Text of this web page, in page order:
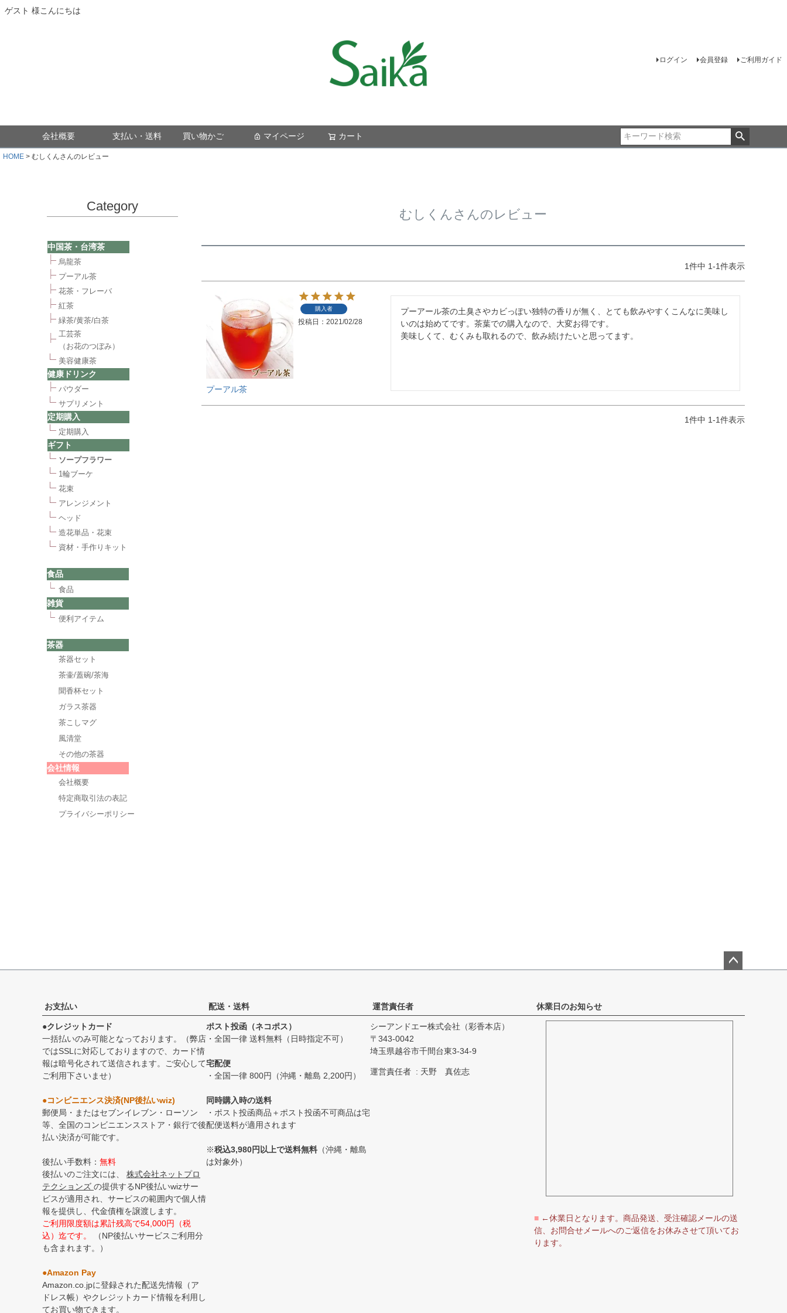
ログイン 会員登録 ご利用ガイド
ゲスト 様こんにちは
会社概要 支払い・送料 買い物かご マイページ カート
HOME むしくんさんのレビュー
Category
中国茶・台湾茶
烏龍茶
プーアル茶
花茶・フレーバ
紅茶
緑茶/黄茶/白茶
工芸茶
（お花のつぼみ）
美容健康茶
健康ドリンク
パウダー
サプリメント
定期購入
定期購入
ギフト
ソープフラワー
1輪ブーケ
花束
アレンジメント
ヘッド
造花単品・花束
資材・手作りキット
食品
食品
雑貨
便利アイテム
茶器
茶器セット
茶壷/蓋碗/茶海
聞香杯セット
ガラス茶器
茶こしマグ
風清堂
その他の茶器
会社情報
会社概要
特定商取引法の表記
プライバシーポリシー
むしくんさんのレビュー
1件中 1-1件表示
プーアル茶
購入者
投稿日 2021/02/28
プーアール茶の土臭さやカビっぽい独特の香りが無く、とても飲みやすくこんなに美味し
いのは始めてです。茶葉での購入なので、大変お得です。
美味しくて、むくみも取れるので、飲み続けたいと思ってます。
1件中 1-1件表示
へ
お支払い
●クレジットカード
一括払いのみ可能となっております。（弊店
ではSSLに対応しておりますので、カード情
報は暗号化されて送信されます。ご安心して
ご利用下さいませ）
●コンビニエンス決済(NP後払いwiz)
郵便局・またはセブンイレブン・ローソン
等、全国のコンビニエンスストア・銀行で後
払い決済が可能です。
後払い手数料： 無料
後払いのご注文には、 株式会社ネットプロ
テクションズ の提供するNP後払いwizサー
ビスが適用され、サービスの範囲内で個人情
報を提供し、代金債権を譲渡します。
ご利用限度額は累計残高で54,000円（税
込）迄です。
（NP後払いサービスご利用分
も含まれます。）
●Amazon Pay
Amazon.co.jpに登録された配送先情報（ア
ドレス帳）やクレジットカード情報を利用し
てお買い物できます。
配送・送料
ポスト投函（ネコポス）
・全国一律 送料無料（日時指定不可）
宅配便
・全国一律 800円（沖縄・離島 2,200円）
同時購入時の送料
・ポスト投函商品＋ポスト投函不可商品は宅
配便送料が適用されます
※税込3,980円以上で送料無料 （沖縄・離島
は対象外）
運営責任者
シーアンドエー株式会社（彩香本店）
343-0042
埼玉県越谷市千間台東3-34-9
運営責任者 天野 真佐志
休業日のお知らせ
■ ←休業日となります。商品発送、受注確認メールの送
信、お問合せメールへのご返信をお休みさせて頂いてお
ります。